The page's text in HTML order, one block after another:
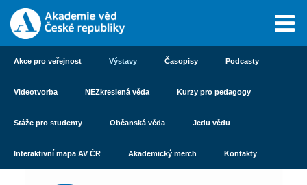
Akce pro veřejnost Výstavy Časopisy Podcasty
Videotvorba NEZkreslená věda Kurzy pro pedagogy
Stáže pro studenty Občanská věda Jedu vědu
Interaktivní mapa AV ČR Akademický merch Kontakty